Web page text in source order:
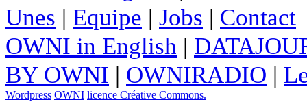
Unes | Equipe | Jobs | Contact
OWNI in English |
BY OWNI | OWNIRADIO |
Wordpress OWNI licence Créative Commons.